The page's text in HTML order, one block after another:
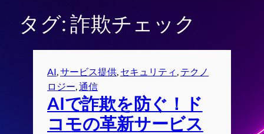
タグ:詐欺チェック
AI サービス提供 セキュリティ テクノ
ロジー 通信
AIで詐欺を防ぐ！ド
コモの革新サービス